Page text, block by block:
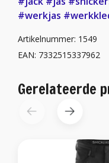
#werkjas
Artikelnummer: 1549
EAN: 7332515337962
Gerelateerde